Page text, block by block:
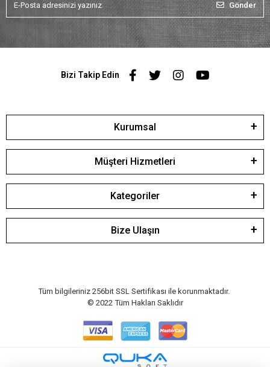
Gönder
Bizi Takip Edin
Kurumsal
Müşteri Hizmetleri
Kategoriler
Bize Ulaşın
Tüm bilgileriniz 256bit SSL Sertifikası ile korunmaktadır.
© 2022 Tüm Hakları Saklıdır